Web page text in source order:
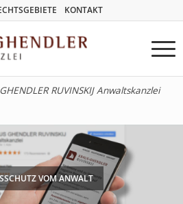
KONTAKT
RUVINSKIJ Anwaltskanzlei
VOM ANWALT